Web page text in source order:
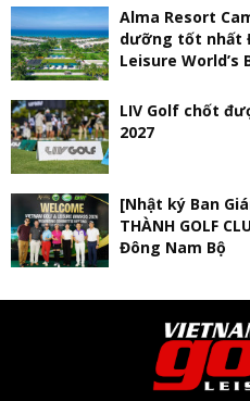
Alma Resort
dưỡng tốt nhất
Leisure World’s
LIV Golf chốt
2027
[Nhật ký Ban
THÀNH GOLF
Đông Nam Bộ